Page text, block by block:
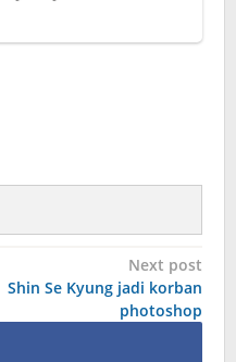
Next post
Shin Se Kyung jadi korban
photoshop